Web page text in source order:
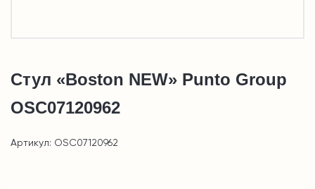
Стул «Boston NEW» Punto Group
OSC07120962
Артикул: OSC07120962